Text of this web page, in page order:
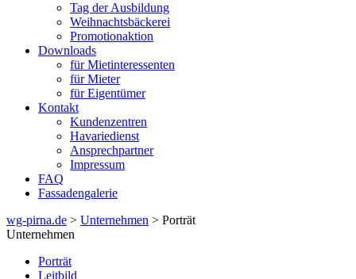
Tag der Ausbildung
Weihnachtsbäckerei
Promotionaktion
Downloads
für Mietinteressenten
für Mieter
für Eigentümer
Kontakt
Kundenzentren
Havariedienst
Ansprechpartner
Impressum
FAQ
Fassadengalerie
wg-pirna.de > Unternehmen > Porträt
Unternehmen
Porträt
Leitbild